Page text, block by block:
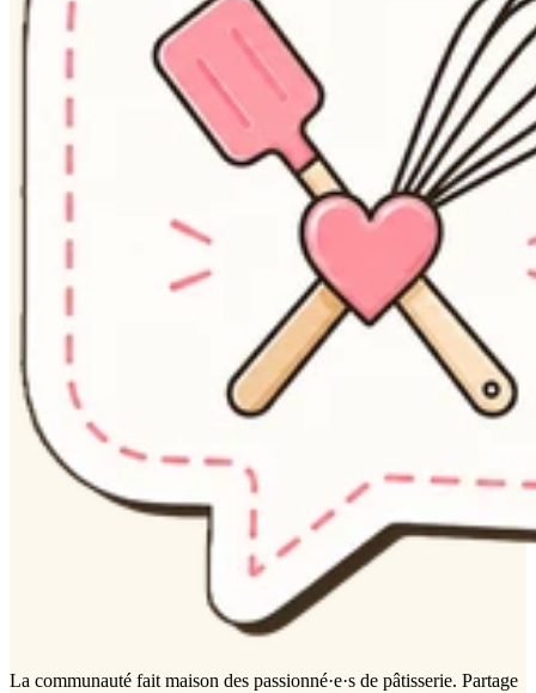
La communauté fait maison des passionné·e·s de pâtisserie. Partage